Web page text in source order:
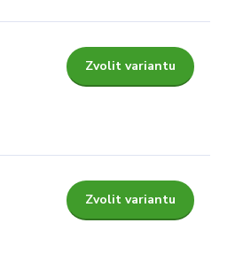
Zvolit variantu
Zvolit variantu